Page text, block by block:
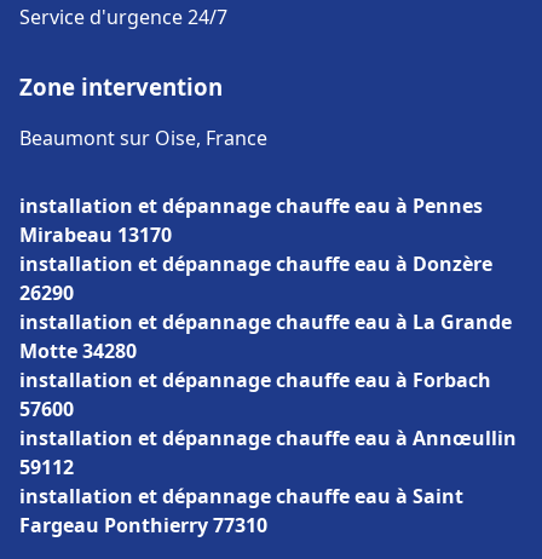
Service d'urgence 24/7
Zone intervention
Beaumont sur Oise, France
installation et dépannage chauffe eau à Pennes
Mirabeau 13170
installation et dépannage chauffe eau à Donzère
26290
installation et dépannage chauffe eau à La Grande
Motte 34280
installation et dépannage chauffe eau à Forbach
57600
installation et dépannage chauffe eau à Annœullin
59112
installation et dépannage chauffe eau à Saint
Fargeau Ponthierry 77310